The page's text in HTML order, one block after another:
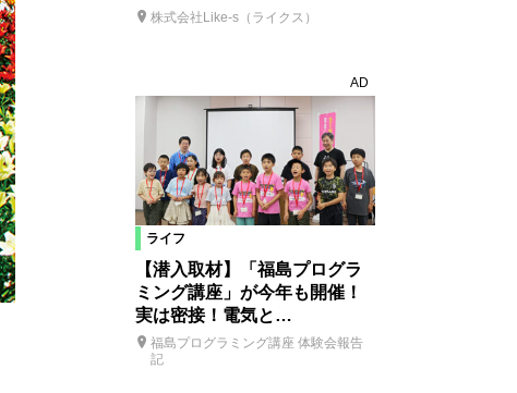
株式会社Like-s（ライクス）
ライフ
AD
【潜入取材】「福島プログラ
ミング講座」が今年も開催！
実は密接！電気と…
福島プログラミング講座 体験会報告
記